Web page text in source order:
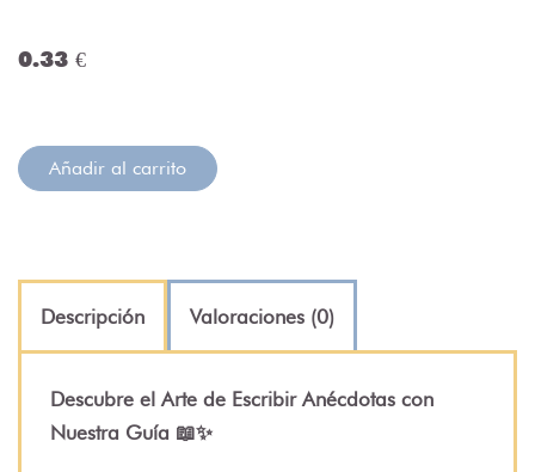
0.33 €
Añadir al carrito
Descripción Valoraciones (0)
Descubre el Arte de Escribir Anécdotas con
Nuestra Guía 📖✨